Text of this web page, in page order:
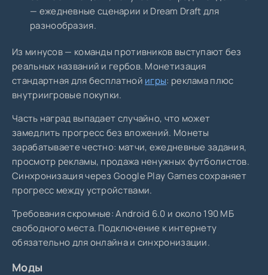
— ежедневные сценарии и Dream Draft для
разнообразия.
Из минусов — команды противников выступают без
реальных названий и гербов. Монетизация
стандартная для бесплатной игры: реклама плюс
внутриигровые покупки.
Часть наград выпадает случайно, что может
замедлить прогресс без вложений. Монеты
зарабатываете честно: матчи, ежедневные задания,
просмотр рекламы, продажа ненужных футболистов.
Синхронизация через Google Play Games сохраняет
прогресс между устройствами.
Требования скромные: Android 6.0 и около 190 МБ
свободного места. Подключение к интернету
обязательно для онлайна и синхронизации.
Моды